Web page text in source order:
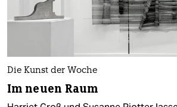
Die Kunst der Woche
Im neuen Raum